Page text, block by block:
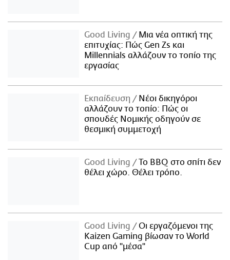
Good Living
Μια νέα οπτική της
επιτυχίας: Πώς Gen Zs και
Millennials αλλάζουν το τοπίο της
εργασίας
Εκπαίδευση
Νέοι δικηγόροι
αλλάζουν το τοπίο: Πώς οι
σπουδές Νομικής οδηγούν σε
θεσμική συμμετοχή
Good Living
Το BBQ στο σπίτι δεν
θέλει χώρο. Θέλει τρόπο.
Good Living
Οι εργαζόμενοι της
Kaizen Gaming βίωσαν το World
Cup από "μέσα"